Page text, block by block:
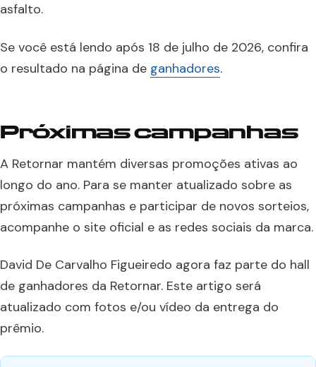
asfalto.
Se você está lendo após 18 de julho de 2026, confira
o resultado na página de ganhadores.
Próximas campanhas
A Retornar mantém diversas promoções ativas ao
longo do ano. Para se manter atualizado sobre as
próximas campanhas e participar de novos sorteios,
acompanhe o site oficial e as redes sociais da marca.
David De Carvalho Figueiredo agora faz parte do hall
de ganhadores da Retornar. Este artigo será
atualizado com fotos e/ou vídeo da entrega do
prêmio.